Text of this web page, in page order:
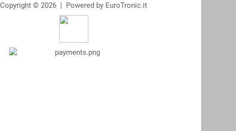
Copyright © 2026 | Powered by EuroTronic.it